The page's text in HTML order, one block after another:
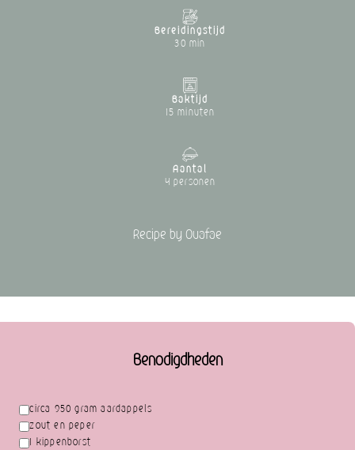
Bereidingstijd
30 min
Baktijd
15 minuten
Aantal
4 personen
Recipe by Ouafae
Benodigdheden
circa 950 gram aardappels
zout en peper
1 kippenborst